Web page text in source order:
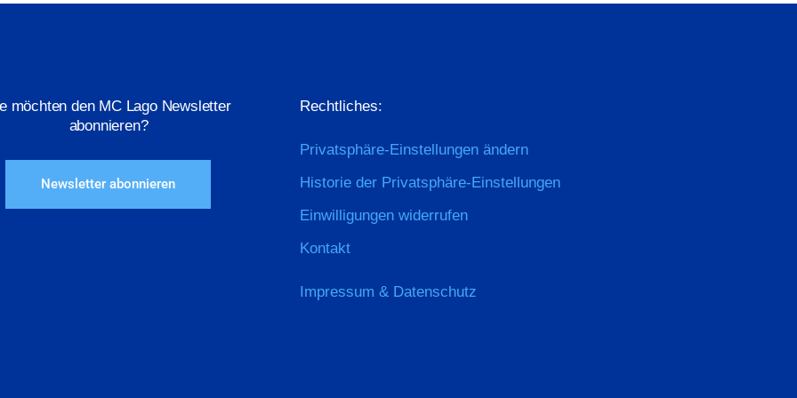
möchten den MC Lago Newsletter
abonnieren?
Newsletter abonnieren
Rechtliches:
Privatsphäre-Einstellungen ändern
Historie der Privatsphäre-Einstellungen
Einwilligungen widerrufen
Kontakt
Impressum & Datenschutz